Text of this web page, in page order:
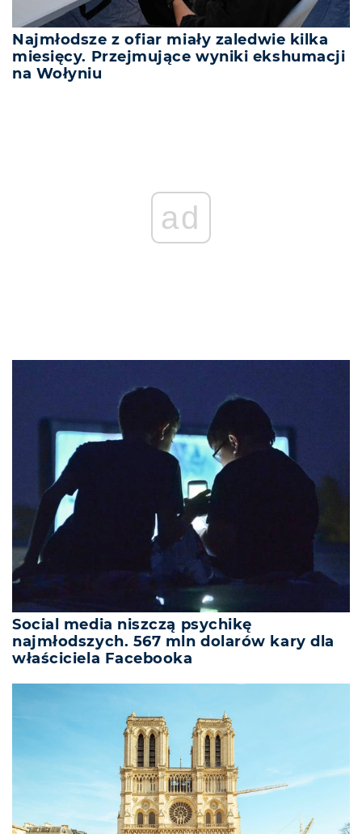
Najmłodsze z ofiar miały zaledwie kilka
miesięcy. Przejmujące wyniki ekshumacji
na Wołyniu
ad
Social media niszczą psychikę
najmłodszych. 567 mln dolarów kary dla
właściciela Facebooka